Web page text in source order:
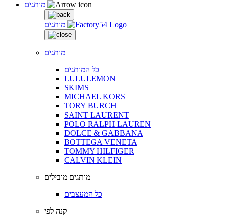
מותגים
מותגים
כל המותגים
LULULEMON
SKIMS
MICHAEL KORS
TORY BURCH
SAINT LAURENT
POLO RALPH LAUREN
DOLCE & GABBANA
BOTTEGA VENETA
TOMMY HILFIGER
CALVIN KLEIN
מותגים מובילים
כל המעצבים
קנה לפי